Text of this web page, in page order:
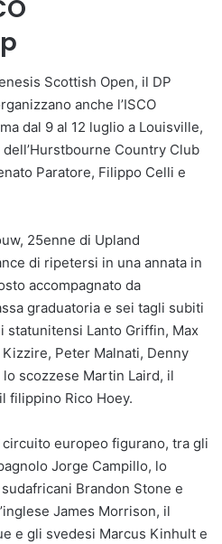
Scottish Open, il DP
anche l’ISCO
dal 9 al 12 luglio a Louisville,
Country Club
Paratore, Filippo Celli e
25enne di Upland
di ripetersi in una annata in
accompagnato da
graduatoria e sei tagli subiti
statunitensi Lanto Griffin, Max
Peter Malnati, Denny
scozzese Martin Laird, il
filippino Rico Hoey.
europeo figurano, tra gli
Jorge Campillo, lo
Brandon Stone e
James Morrison, il
e gli svedesi Marcus Kinhult e